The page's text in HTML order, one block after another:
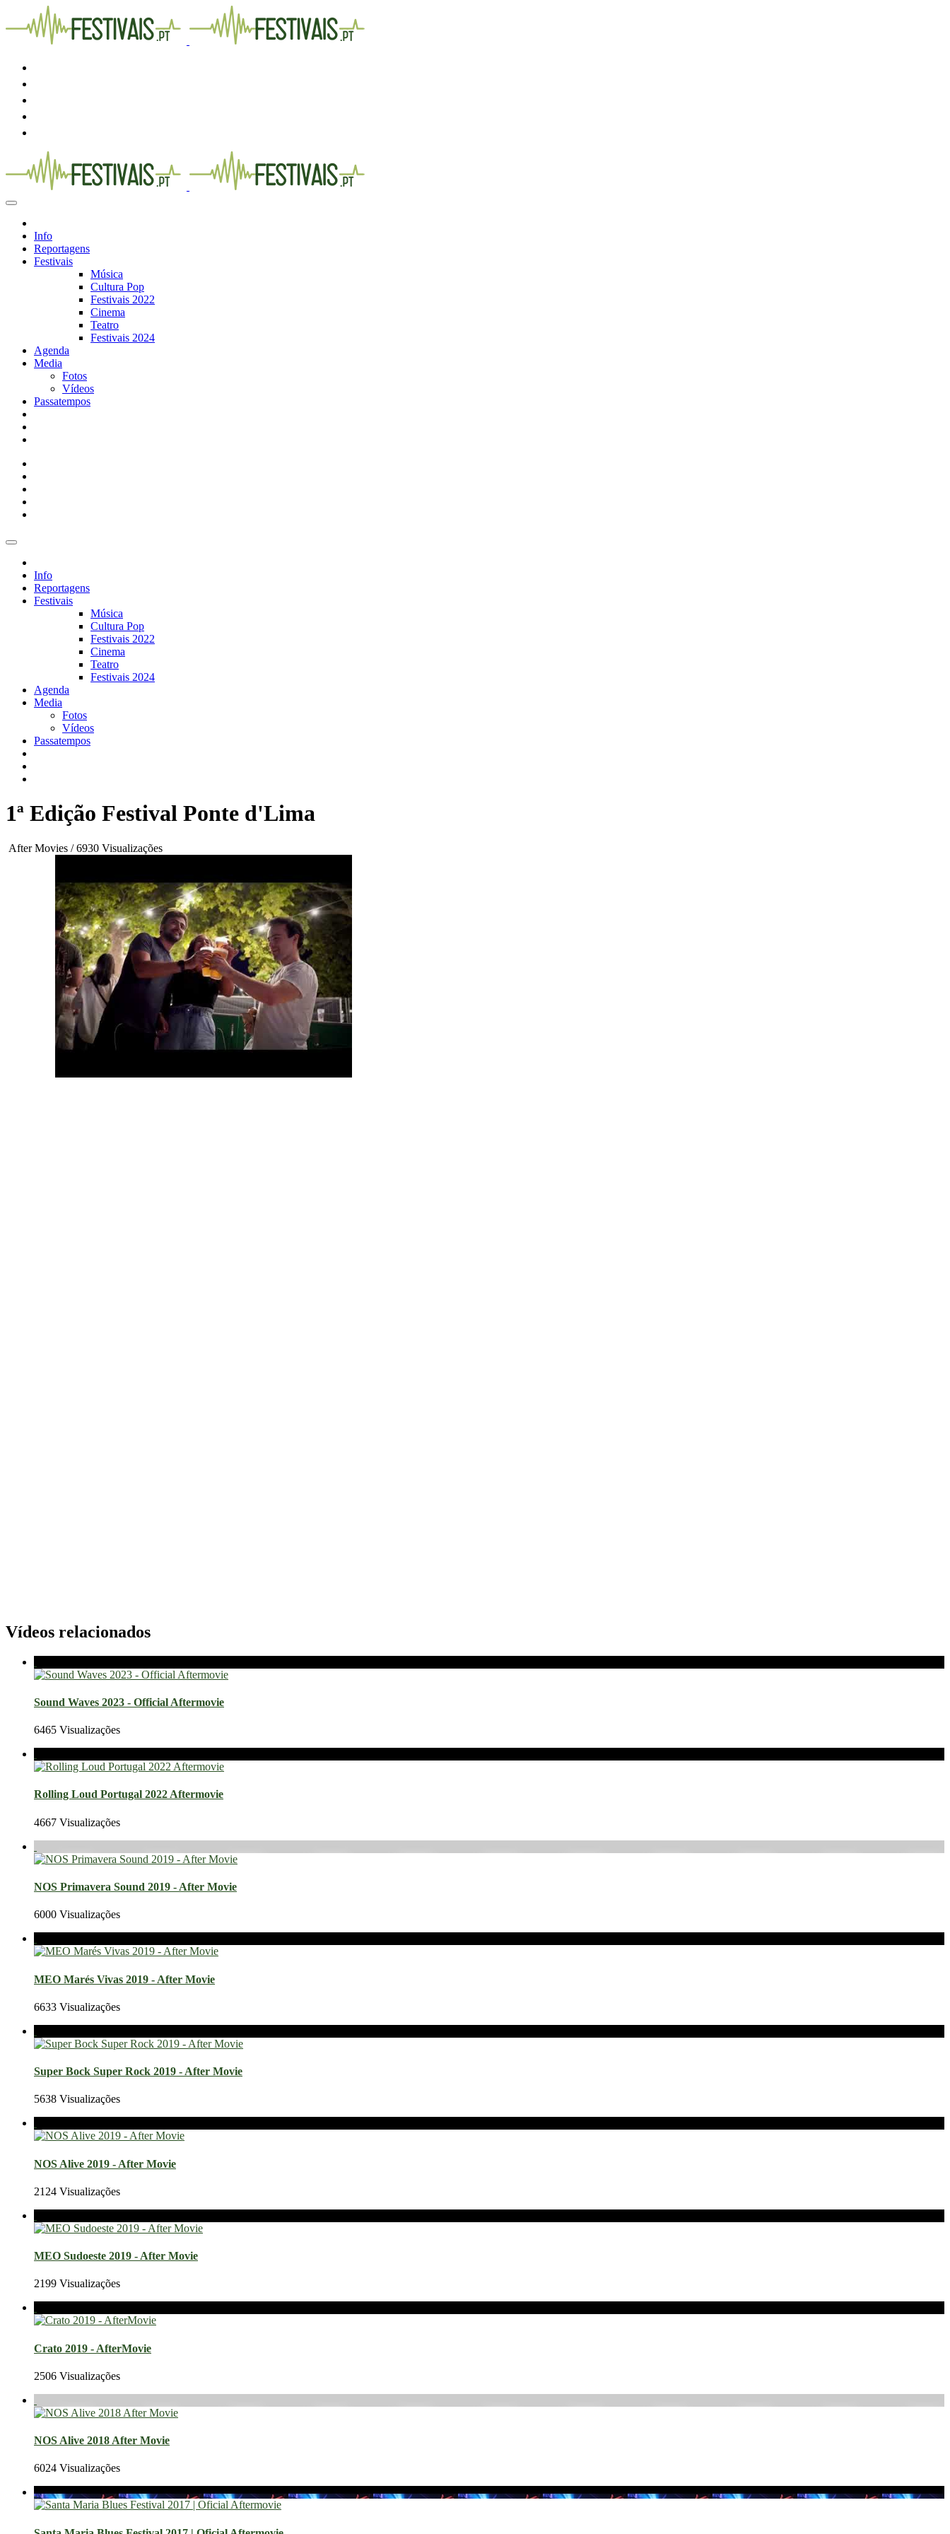
Info
Reportagens
Festivais
Música
Cultura Pop
Festivais 2022
Cinema
Teatro
Festivais 2024
Agenda
Media
Fotos
Vídeos
Passatempos
Info
Reportagens
Festivais
Música
Cultura Pop
Festivais 2022
Cinema
Teatro
Festivais 2024
Agenda
Media
Fotos
Vídeos
Passatempos
1ª Edição Festival Ponte d'Lima
After Movies /6930 Visualizações
Vídeos relacionados
Sound Waves 2023 - Official Aftermovie
6465 Visualizações
Rolling Loud Portugal 2022 Aftermovie
4667 Visualizações
NOS Primavera Sound 2019 - After Movie
6000 Visualizações
MEO Marés Vivas 2019 - After Movie
6633 Visualizações
Super Bock Super Rock 2019 - After Movie
5638 Visualizações
NOS Alive 2019 - After Movie
2124 Visualizações
MEO Sudoeste 2019 - After Movie
2199 Visualizações
Crato 2019 - AfterMovie
2506 Visualizações
NOS Alive 2018 After Movie
6024 Visualizações